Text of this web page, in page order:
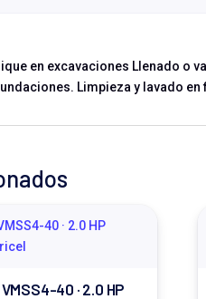
en excavaciones Llenado o
Limpieza y lavado
40 · 2.0 HP